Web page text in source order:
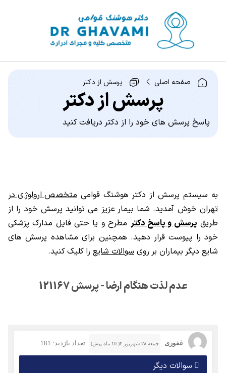
صفحه اصلی پرسش از دکتر
پرسش از دکتر
پاسخ پرسش های خود را از دکتر دریافت کنید
به سیستم پرسش از دکتر هوشنگ قوامی متخصص ارولوژی در
تهران خوش آمدید. شما بیمار عزیز می توانید پرسش خود را از
طریق پرسش و پاسخ دکتر مطرح و یا حتی فایل مدارک پزشکی
خود را پیوست قرار دهید. همچنین برای مشاهده پرسش های
شایع دیگر بیماران بر روی سوالات شایع را کلیک کنید.
عدم لذت هنگام ارضا - پرسش 121167
غفوری جمعه ۲۸ شهریور ۴( 10 ماه پیش) تعداد بازدید: 181
سوالات دیگر